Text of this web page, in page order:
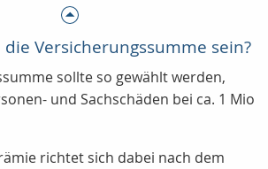
Versicherungssumme sein?
sollte so gewählt werden,
und Sachschäden bei ca. 1 Mio
richtet sich dabei nach dem